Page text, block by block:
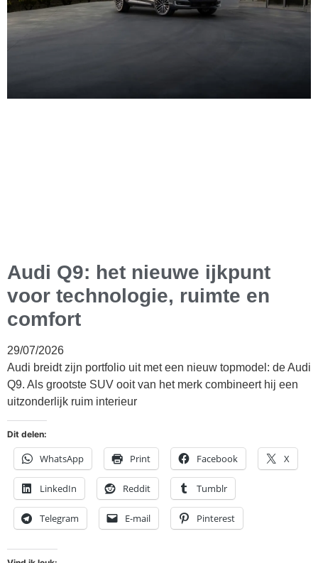
Audi Q9: het nieuwe ijkpunt
voor technologie, ruimte en
comfort
29/07/2026
Audi breidt zijn portfolio uit met een nieuw topmodel: de Audi
Q9. Als grootste SUV ooit van het merk combineert hij een
uitzonderlijk ruim interieur
Dit delen:
WhatsApp Print Facebook X
LinkedIn Reddit Tumblr
Telegram E-mail Pinterest